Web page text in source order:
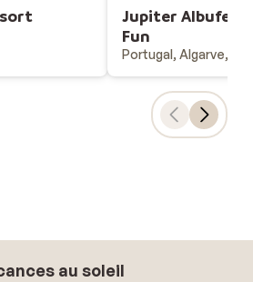
Jupiter Albufeira
Fun
Portugal, Algarve,
au soleil